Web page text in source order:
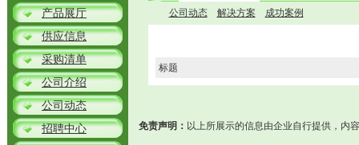
产品展厅
供应信息
采购清单
公司介绍
公司动态
招聘中心
公司动态
解决方案 成功案例
标题
免责声明： 以上所展示的信息由企业自行提供，内